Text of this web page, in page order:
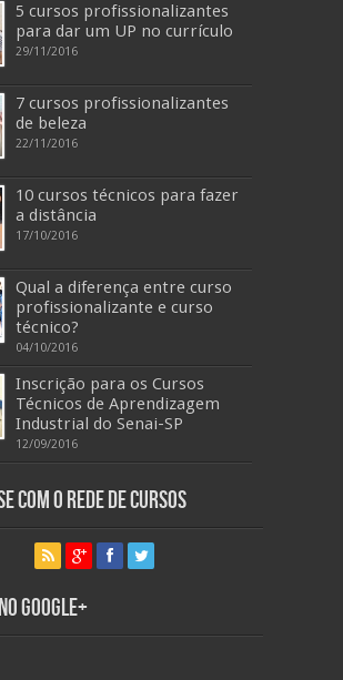
5 cursos profissionalizantes
para dar um UP no currículo
29/11/2016
7 cursos profissionalizantes
de beleza
22/11/2016
10 cursos técnicos para fazer
a distância
17/10/2016
Qual a diferença entre curso
profissionalizante e curso
técnico?
04/10/2016
Inscrição para os Cursos
Técnicos de Aprendizagem
Industrial do Senai-SP
12/09/2016
com o Rede de Cursos
Google+